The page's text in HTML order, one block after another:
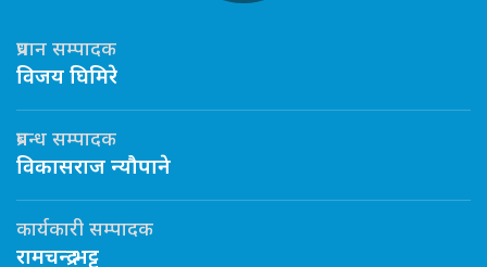
प्रधान सम्पादक
विजय घिमिरे
प्रबन्ध सम्पादक
विकासराज न्यौपाने
कार्यकारी सम्पादक
रामचन्द्र भट्ट